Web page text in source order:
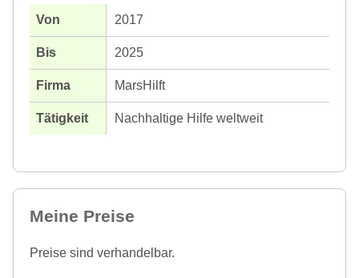
2017
2025
MarsHilft
Nachhaltige Hilfe weltweit
Meine Preise
Preise sind verhandelbar.